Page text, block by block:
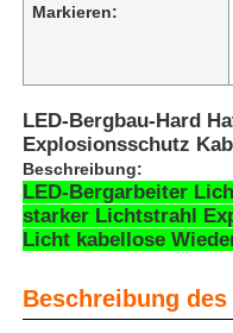
Startseite
Markieren:
LED-Bergbau-Hard
Explosionsschutz
Beschreibung:
LED-Bergarbeiter
starker Lichtstrahl
Licht kabellose
Beschreibung